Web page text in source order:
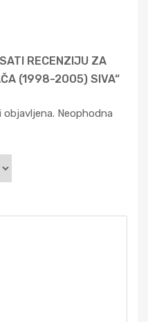
RECENZIJU ZA
(1998-2005) SIVA“
Neophodna